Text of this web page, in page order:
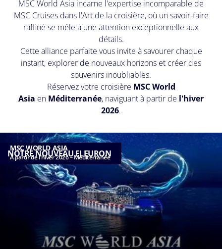
MSC World Asia incarne l'expertise incomparable de
MSC Cruises dans l'Art de la croisière, où un savoir-faire
raffiné se mêle à une attention exceptionnelle aux
détails.
Cette alliance parfaite vous invite à savourer chaque
instant, explorer de nouveaux horizons et créer des
souvenirs inoubliables.
Réservez votre croisière MSC World
Asia en Méditerranée, naviguant à partir de l'hiver
2026.
NOTRE NOUVEAU FLEURON
MSC WORLD ASIA
À partir de l'hiver 2026 – Méditerranée